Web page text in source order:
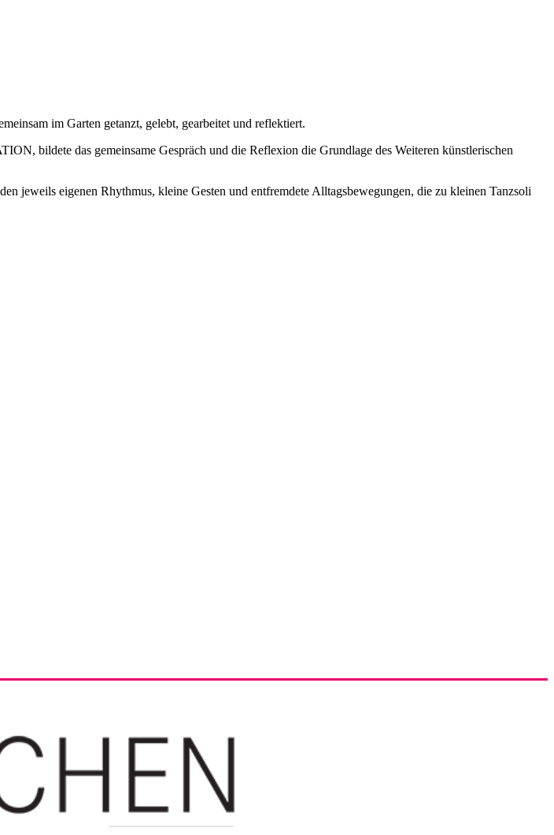
im Garten getanzt, gelebt, gearbeitet und reflektiert.
bildete das gemeinsame Gespräch und die Reflexion die Grundlage des Weiteren künstlerischen
jeweils eigenen Rhythmus, kleine Gesten und entfremdete Alltagsbewegungen, die zu kleinen Tanzsoli